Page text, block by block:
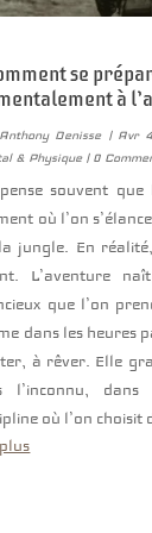
se
à
Anthony Denisse| Avr
& Physique| 0
souvent
où l’on
jungle. En
L’aventure
que l’on
dans les heures
à rêver. Elle
l’inconnu,
où l’on choisit